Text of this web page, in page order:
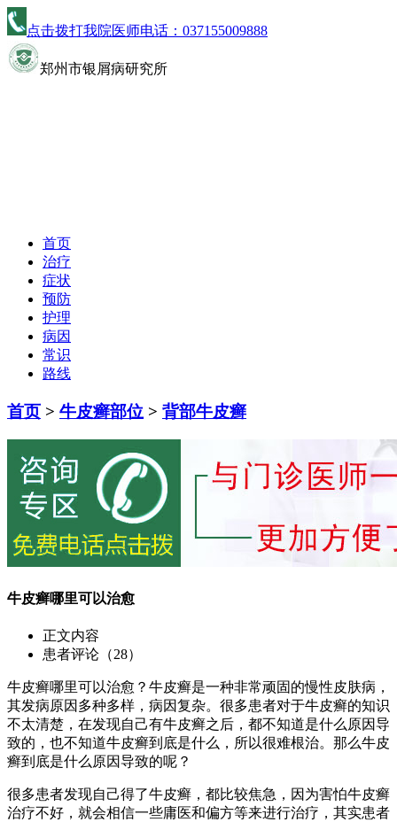
点击拨打我院医师电话： 037155009888
郑州市银屑病研究所
首页
治疗
症状
预防
护理
病因
常识
路线
首页 > 牛皮癣部位 > 背部牛皮癣
牛皮癣哪里可以治愈
正文内容
患者评论（28）
牛皮癣哪里可以治愈？牛皮癣是一种非常顽固的慢性皮肤病，
其发病原因多种多样，病因复杂。很多患者对于牛皮癣的知识
不太清楚，在发现自己有牛皮癣之后，都不知道是什么原因导
致的，也不知道牛皮癣到底是什么，所以很难根治。那么牛皮
癣到底是什么原因导致的呢？
很多患者发现自己得了牛皮癣，都比较焦急，因为害怕牛皮癣
治疗不好，就会相信一些庸医和偏方等来进行治疗，其实患者